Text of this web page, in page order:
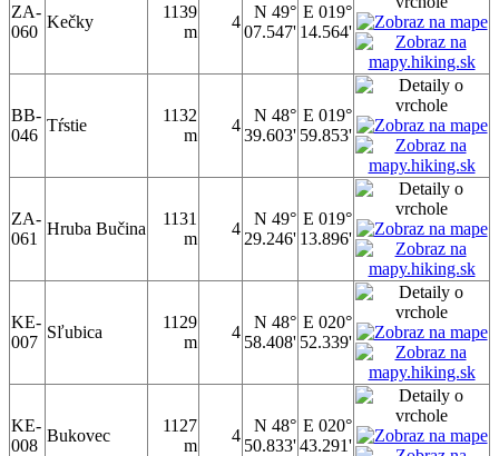
ZA-
060
Kečky
1139
m
4
N 49°
07.547'
E 019°
14.564'
BB-
046
Tŕstie
1132
m
4
N 48°
39.603'
E 019°
59.853'
ZA-
061
Hruba Bučina
1131
m
4
N 49°
29.246'
E 019°
13.896'
KE-
007
Sľubica
1129
m
4
N 48°
58.408'
E 020°
52.339'
KE-
008
Bukovec
1127
m
4
N 48°
50.833'
E 020°
43.291'